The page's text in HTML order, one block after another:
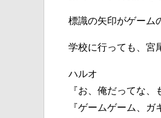
標識の矢印がゲーム
学校に行っても、宮
ハルオ
『お、俺だってな、
『ゲームゲーム、ガ